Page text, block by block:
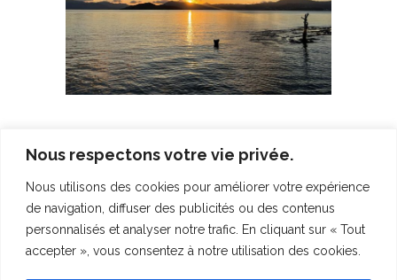
Nous respectons votre vie privée.
Nous utilisons des cookies pour améliorer votre expérience
de navigation, diffuser des publicités ou des contenus
personnalisés et analyser notre trafic. En cliquant sur « Tout
accepter », vous consentez à notre utilisation des cookies.
de bord ,La Réunion , Manon ,Marine
nationale ,Plankton Planet,
Sorbonne Université,Thomas
Sorry, the comment form is closed at